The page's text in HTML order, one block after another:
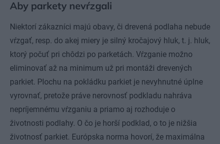
Aby parkety nevŕzgali
Niektorí zákazníci majú obavy, či drevená podlaha nebude
vŕzgať, resp. do akej miery je silný kročajový hluk, t. j. hluk,
ktorý počuť pri chôdzi po parketách. Vŕzganie možno
eliminovať až na minimum už pri montáži drevených
parkiet. Plochu na pokládku parkiet je nevyhnutné úplne
vyrovnať, pretože práve nerovnosť podkladu nahráva
nepríjemnému vŕzganiu a priamo aj rozhoduje o
životnosti podlahy. O čo je horší podklad, o to je nižšia
životnosť parkiet. Európska norma hovorí, že maximálna